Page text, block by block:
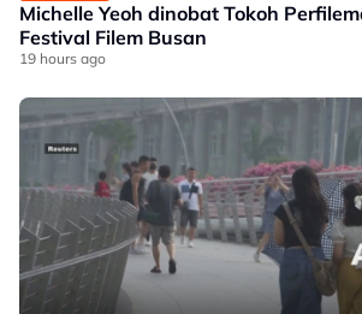
Michelle Yeoh dinobat Tokoh
Festival Filem Busan
19 hours ago